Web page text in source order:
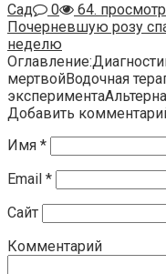
Сад
0
64.
Почерневшую розу
неделю
мертвойВодочная
Добавить
Имя *
Email *
Сайт
Комментарий